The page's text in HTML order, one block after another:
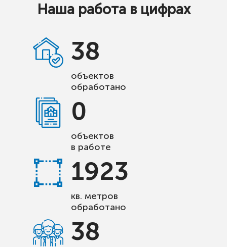
Наша работа в цифрах
38
объектов
обработано
0
объектов
в работе
1923
кв. метров
обработано
38